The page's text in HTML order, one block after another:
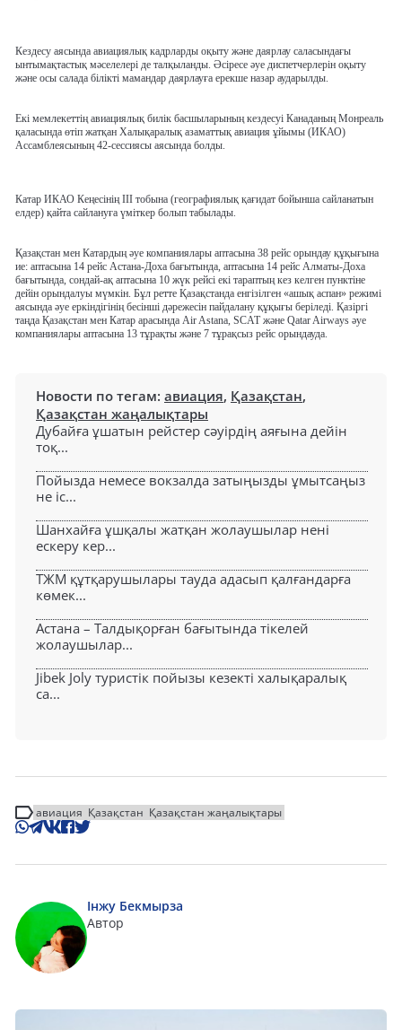
Кездесу аясында авиациялық кадрларды оқыту және даярлау саласындағы
ынтымақтастық мәселелері де талқыланды. Әсіресе әуе диспетчерлерін оқыту
және осы салада білікті мамандар даярлауға ерекше назар аударылды.
Екі мемлекеттің авиациялық билік басшыларының кездесуі Канаданың Монреаль
қаласында өтіп жатқан Халықаралық азаматтық авиация ұйымы (ИКАО)
Ассамблеясының 42-сессиясы аясында болды.
Катар ИКАО Кеңесінің III тобына (географиялық қағидат бойынша сайланатын
елдер) қайта сайлануға үміткер болып табылады.
Қазақстан мен Катардың әуе компаниялары аптасына 38 рейс орындау құқығына
ие: аптасына 14 рейс Астана-Доха бағытында, аптасына 14 рейс Алматы-Доха
бағытында, сондай-ақ аптасына 10 жүк рейсі екі тараптың кез келген пунктіне
дейін орындалуы мүмкін. Бұл ретте Қазақстанда енгізілген «ашық аспан» режимі
аясында әуе еркіндігінің бесінші дәрежесін пайдалану құқығы беріледі. Қазіргі
таңда Қазақстан мен Катар арасында Air Astana, SCAT және Qatar Airways әуе
компаниялары аптасына 13 тұрақты және 7 тұрақсыз рейс орындауда.
Новости по тегам: авиация, Қазақстан,
Қазақстан жаңалықтары
Дубайға ұшатын рейстер сәуірдің аяғына дейін
тоқ...
Пойызда немесе вокзалда затыңызды ұмытсаңыз
не іс...
Шанхайға ұшқалы жатқан жолаушылар нені
ескеру кер...
ТЖМ құтқарушылары тауда адасып қалғандарға
көмек...
Астана – Талдықорған бағытында тікелей
жолаушылар...
Jibek Joly туристік пойызы кезекті халықаралық
са...
авиация Қазақстан Қазақстан жаңалықтары
Інжу Бекмырза
Автор